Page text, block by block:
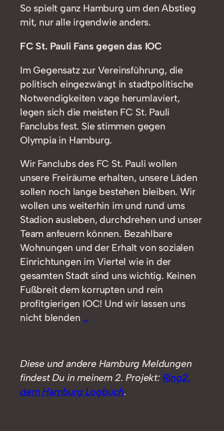
So spielt ganz Hamburg um den Abstieg
mit, nur alle irgendwie anders.
FC St. Pauli Fans gegen das IOC
Im Gegensatz zur Vereinsführung, die
politisch eingezwängt in stadtpolitische
Notwendigkeiten vage herumlaviert,
legen sich die meisten FC St. Pauli
Fanclubs fest. Sie stimmen gegen
Olympia in Hamburg.
Wir Fanclubs des FC St. Pauli wollen
unsere Freiräume erhalten, unsere Läden
sollen noch lange bestehen bleiben. Wir
wollen uns weiterhin im und rund ums
Stadion ausleben, durchdrehen und unser
Team anfeuern können. Bezahlbare
Wohnungen und der Erhalt von sozialen
Einrichtungen im Viertel wie in der
gesamten Stadt sind uns wichtig. Keinen
Fußbreit dem korrupten und rein
profitgierigen IOC! Und wir lassen uns
nicht blenden …
Diese und andere Hamburg Meldungen
findest Du in meinem 2. Projekt: Ring2,
dem Hamburg Logbuch.